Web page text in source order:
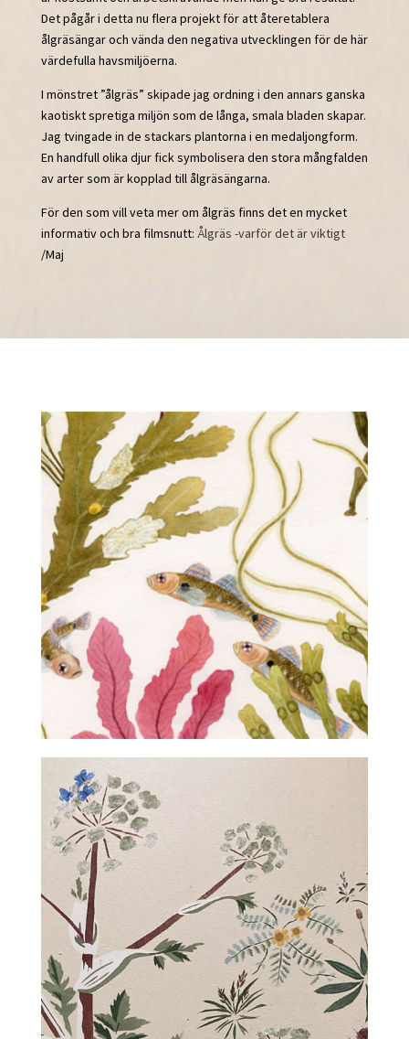
Det pågår i detta nu flera projekt för att återetablera
ålgräsängar och vända den negativa utvecklingen för de här
värdefulla havsmiljöerna.
I mönstret ”ålgräs” skipade jag ordning i den annars ganska
kaotiskt spretiga miljön som de långa, smala bladen skapar.
Jag tvingade in de stackars plantorna i en medaljongform.
En handfull olika djur fick symbolisera den stora mångfalden
av arter som är kopplad till ålgräsängarna.
För den som vill veta mer om ålgräs finns det en mycket
informativ och bra filmsnutt: Ålgräs -varför det är viktigt
/Maj